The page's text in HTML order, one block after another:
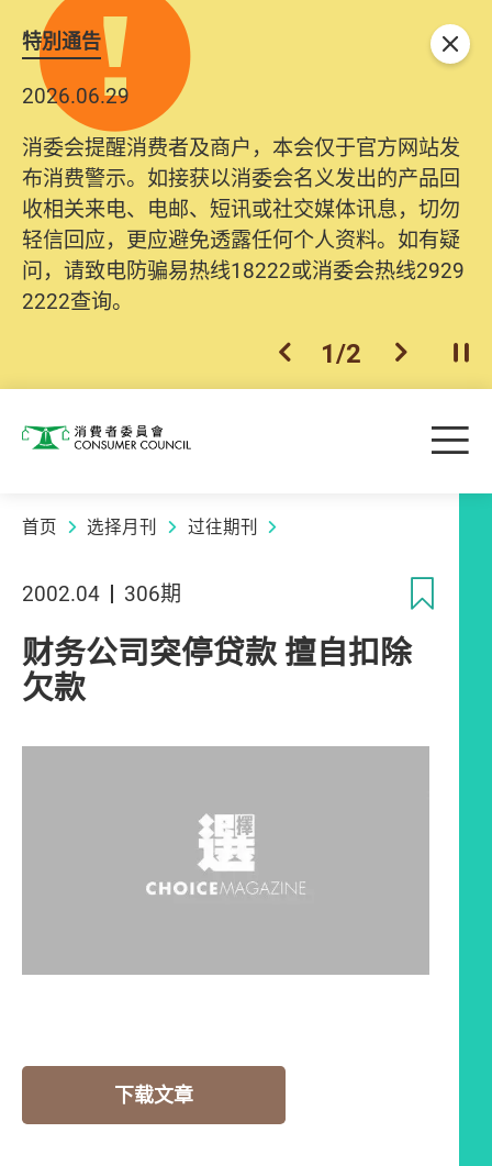
特別通告
2026.06.29
消委会提醒消费者及商户，本会仅于官方网站发
布消费警示。如接获以消委会名义发出的产品回
收相关来电、电邮、短讯或社交媒体讯息，切勿
轻信回应，更应避免透露任何个人资料。如有疑
问，请致电防骗易热线18222或消委会热线2929
2222查询。
上一个
1/2 下一个开
关闭
消费者委员会 目
首页 选择月刊 过往期刊
2002.04 306期
财务公司突停贷款 擅自扣除
欠款
下载文章